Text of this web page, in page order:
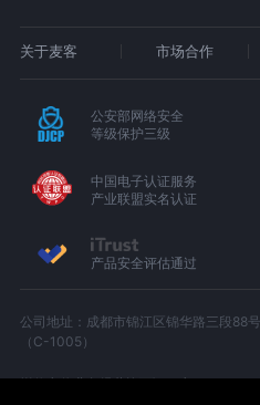
关于麦客 市场合作
公安部网络安全
等级保护三级
中国电子认证服务
产业联盟实名认证
产品安全评估通过
公司地址：成都市锦江区锦华路三段88
（C-1005）
增值电信业务经营许可证：京B2-